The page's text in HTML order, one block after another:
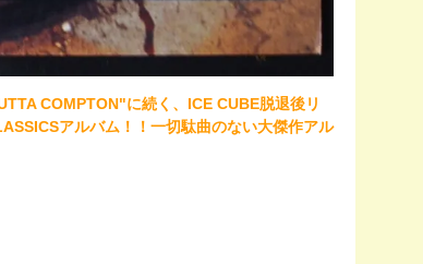
COMPTON"に続く、ICE CUBE脱退後リ
アルバム！！一切駄曲のない大傑作アル